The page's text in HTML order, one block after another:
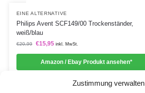
Zustimmung verwalten
EINE ALTERNATIVE
Philips Avent SCF149/00 Trockenständer,
weiß/blau
€20,99 €15,95 inkl. MwSt.
Amazon / Ebay Produkt ansehen*